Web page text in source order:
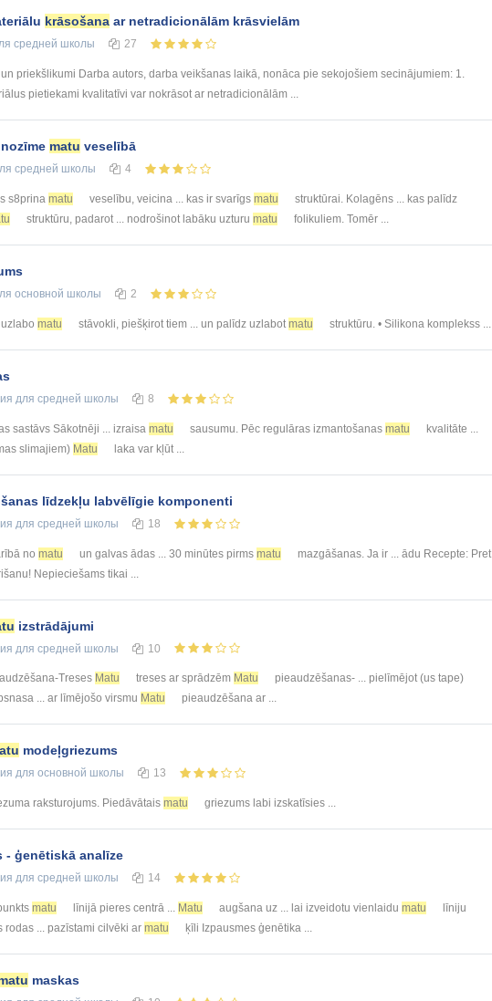
krāsošana ar netradicionālām krāsvielām
средней школы 27
priekšlikumi Darba autors, darba veikšanas laikā, nonāca pie sekojošiem secinājumiem: 1.
pietiekami kvalitatīvi var nokrāsot ar netradicionālām ...
matu veselībā
средней школы 4
s8prina matu veselību, veicina ... kas ir svarīgs matu
struktūrai. Kolagēns ... kas palīdz
struktūru, padarot ... nodrošinot labāku uzturu matu folikuliem. Tomēr ...
основной школы 2
matu stāvokli, piešķirot tiem ... un palīdz uzlabot matu struktūru. • Silikona komplekss ...
для средней школы 8
sastāvs Sākotnēji ... izraisa matu sausumu. Pēc regulāras izmantošanas matu
kvalitāte ...
slimajiem) Matu laka var kļūt ...
līdzekļu labvēlīgie komponenti
для средней школы 18
no matu un galvas ādas ... 30 minūtes pirms matu
mazgāšanas. Ja ir ... ādu Recepte: Pret
Nepieciešams tikai ...
izstrādājumi
для средней школы 10
Treses Matu treses ar sprādzēm Matu
pieaudzēšanas- ... pielīmējot (us tape)
... ar līmējošo virsmu Matu pieaudzēšana ar ...
modeļgriezums
для основной школы 13
raksturojums. Piedāvātais matu griezums labi izskatīsies ...
- ģenētiskā analīze
для средней школы 14
matu līnijā pieres centrā ... Matu augšana uz ... lai izveidotu vienlaidu matu
līniju
rodas ... pazīstami cilvēki ar matu ķīli Izpausmes ģenētika ...
maskas